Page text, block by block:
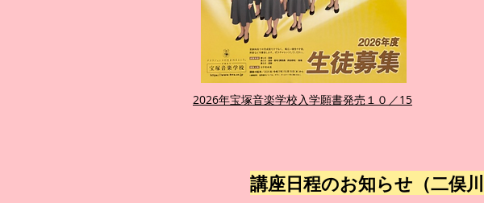
2026年宝塚音楽学校入学願書発売１０／15
講座日程のお知らせ（二俣